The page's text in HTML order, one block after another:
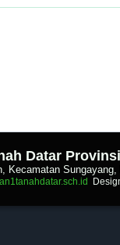
Datar
Sungayang,